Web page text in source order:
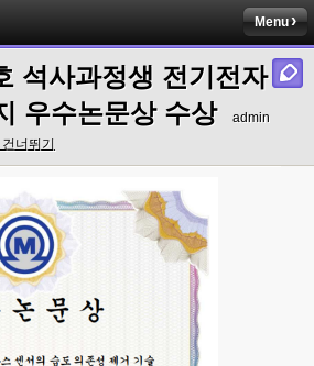
Menu
석사과정생 전기전자
우수논문상 수상
admin
너뛰기